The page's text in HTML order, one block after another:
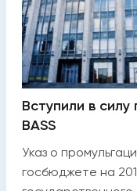
Вступили в
BASS
Указ о
госбюджете на